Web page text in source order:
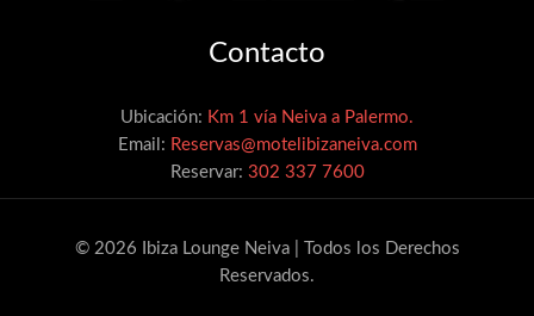
Contacto
Ubicación: Km 1 vía Neiva a Palermo.
Email: Reservas@motelibizaneiva.com
Reservar: 302 337 7600
© 2026 Ibiza Lounge Neiva | Todos los Derechos
Reservados.